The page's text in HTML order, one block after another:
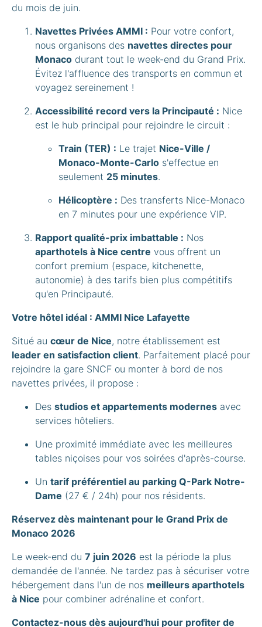
du mois de juin.
Navettes Privées AMMI : Pour votre confort,
nous organisons des navettes directes pour
Monaco durant tout le week-end du Grand Prix.
Évitez l'affluence des transports en commun et
voyagez sereinement !
Accessibilité record vers la Principauté : Nice
est le hub principal pour rejoindre le circuit :
Train (TER) : Le trajet Nice-Ville /
Monaco-Monte-Carlo s'effectue en
seulement 25 minutes.
Hélicoptère : Des transferts Nice-Monaco
en 7 minutes pour une expérience VIP.
Rapport qualité-prix imbattable : Nos
aparthotels à Nice centre vous offrent un
confort premium (espace, kitchenette,
autonomie) à des tarifs bien plus compétitifs
qu'en Principauté.
Votre hôtel idéal : AMMI Nice Lafayette
Situé au cœur de Nice, notre établissement est
leader en satisfaction client. Parfaitement placé pour
rejoindre la gare SNCF ou monter à bord de nos
navettes privées, il propose :
Des studios et appartements modernes avec
services hôteliers.
Une proximité immédiate avec les meilleures
tables niçoises pour vos soirées d'après-course.
Un tarif préférentiel au parking Q-Park Notre-
Dame (27 € / 24h) pour nos résidents.
Réservez dès maintenant pour le Grand Prix de
Monaco 2026
Le week-end du 7 juin 2026 est la période la plus
demandée de l'année. Ne tardez pas à sécuriser votre
hébergement dans l'un de nos meilleurs aparthotels
à Nice pour combiner adrénaline et confort.
Contactez-nous dès aujourd'hui pour profiter de